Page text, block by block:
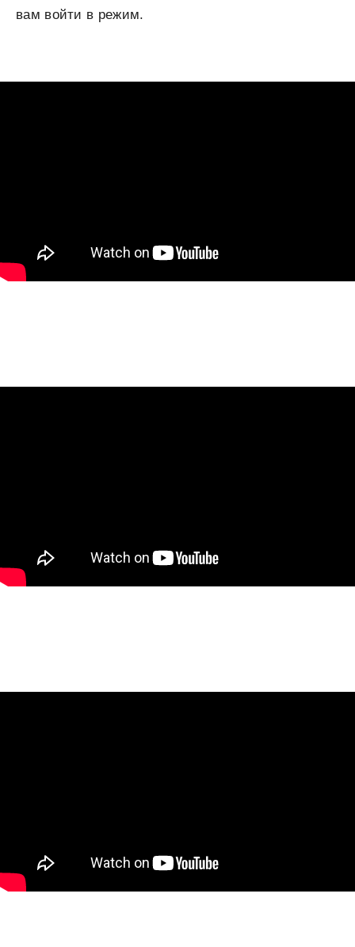
вам войти в режим.